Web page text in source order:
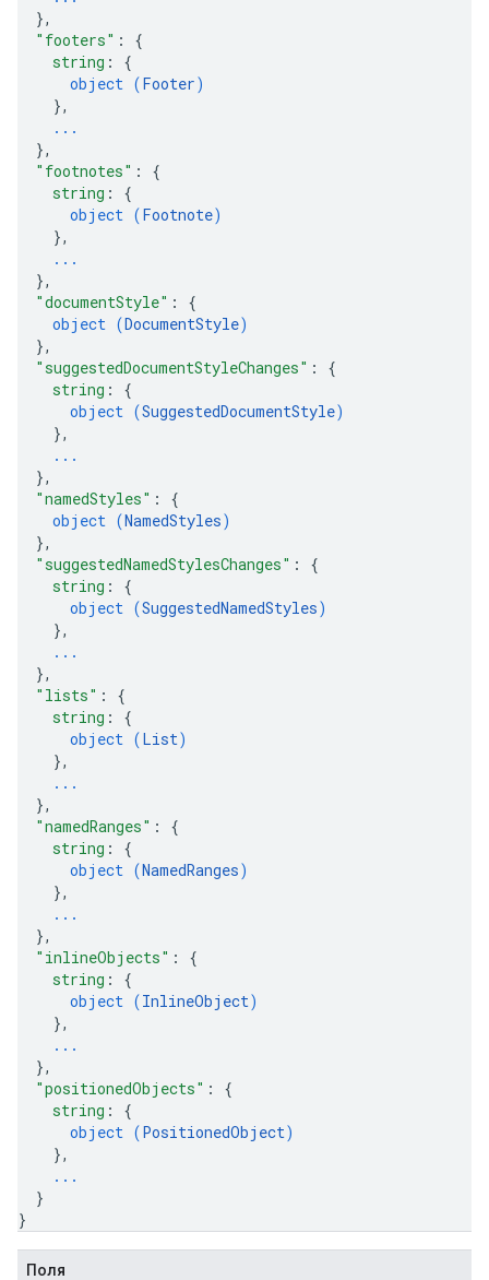
},
"footers" : {
string : {
object (Footer)
},
...
},
"footnotes" : {
string : {
object (Footnote)
},
...
},
"documentStyle" : {
object (DocumentStyle)
},
"suggestedDocumentStyleChanges" : {
string : {
object (SuggestedDocumentStyle)
},
...
},
"namedStyles" : {
object (NamedStyles)
},
"suggestedNamedStylesChanges" : {
string : {
object (SuggestedNamedStyles)
},
...
},
"lists" : {
string : {
object (List)
},
...
},
"namedRanges" : {
string : {
object (NamedRanges)
},
...
},
"inlineObjects" : {
string : {
object (InlineObject)
},
...
},
"positionedObjects" : {
string : {
object (PositionedObject)
},
...
}
}
Поля